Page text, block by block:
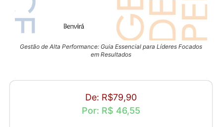
Gestão de Alta Performance: Guia Essencial para Líderes Focados
em Resultados
De: R$79,90
Por: R$ 46,55